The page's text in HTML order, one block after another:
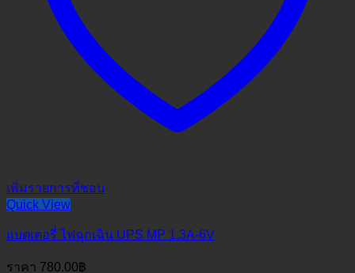
เพิ่มรายการที่ชอบ
Quick View
แบตเตอรี่ ไฟฉุกเฉิน UPS MP 1.3A-6V
ราคา 780.00฿